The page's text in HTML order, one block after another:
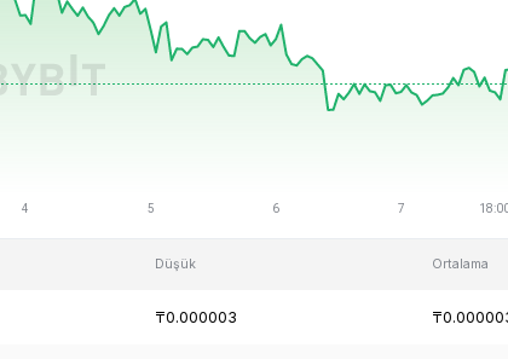
Düşük Ortalama
₸0.000003